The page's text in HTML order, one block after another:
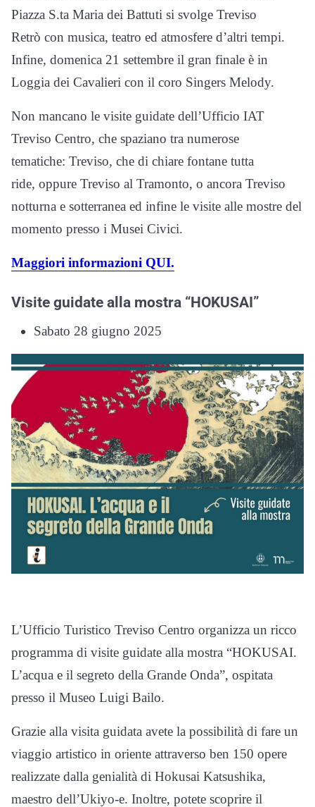
Piazza S.ta Maria dei Battuti si svolge Treviso
Retrò con musica, teatro ed atmosfere d’altri tempi.
Infine, domenica 21 settembre il gran finale è in
Loggia dei Cavalieri con il coro Singers Melody.
Non mancano le visite guidate dell’Ufficio IAT
Treviso Centro, che spaziano tra numerose
tematiche: Treviso, che di chiare fontane tutta
ride, oppure Treviso al Tramonto, o ancora Treviso
notturna e sotterranea ed infine le visite alle mostre del
momento presso i Musei Civici.
Maggiori informazioni QUI.
Visite guidate alla mostra “HOKUSAI”
Sabato 28 giugno 2025
L’Ufficio Turistico Treviso Centro organizza un ricco
programma di visite guidate alla mostra “HOKUSAI.
L’acqua e il segreto della Grande Onda”, ospitata
presso il Museo Luigi Bailo.
Grazie alla visita guidata avete la possibilità di fare un
viaggio artistico in oriente attraverso ben 150 opere
realizzate dalla genialità di Hokusai Katsushika,
maestro dell’Ukiyo-e. Inoltre, potete scoprire il